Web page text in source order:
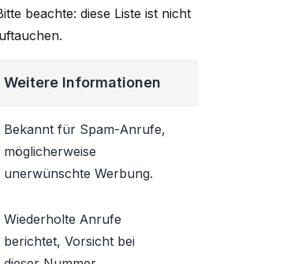
beachte: diese Liste ist nicht
Weitere Informationen
Bekannt für Spam-Anrufe,
möglicherweise
unerwünschte Werbung.
Wiederholte Anrufe
berichtet, Vorsicht bei